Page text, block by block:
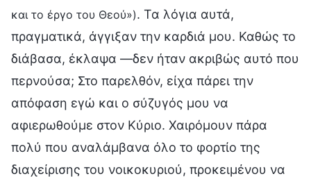
και το έργο του Θεού»). Τα λόγια αυτά,
πραγματικά, άγγιξαν την καρδιά μου. Καθώς το
διάβασα, έκλαψα —δεν ήταν ακριβώς αυτό που
περνούσα; Στο παρελθόν, είχα πάρει την
απόφαση εγώ και ο σύζυγός μου να
αφιερωθούμε στον Κύριο. Χαιρόμουν πάρα
πολύ που αναλάμβανα όλο το φορτίο της
διαχείρισης του νοικοκυριού, προκειμένου να